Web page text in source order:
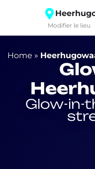
Home »
Modifier le lieu
Glow-in-